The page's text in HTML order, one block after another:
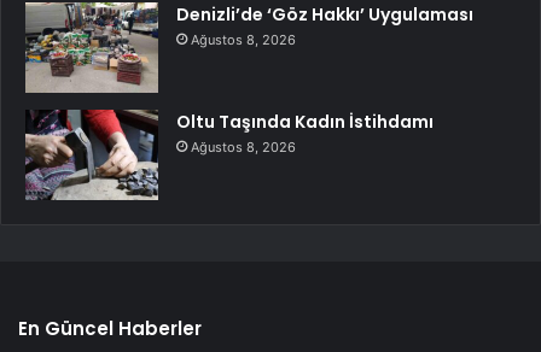
Denizli’de ‘Göz Hakkı’ Uygulaması
Ağustos 8, 2026
Oltu Taşında Kadın İstihdamı
Ağustos 8, 2026
En Güncel Haberler